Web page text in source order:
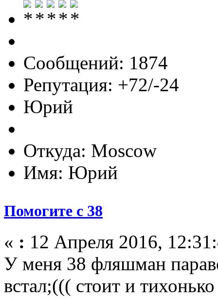
Сообщений: 1874
Репутация: +72/-24
Юрий
Откуда: Moscow
Имя: Юрий
Помогите с 38
« : 12 Апреля 2016,
У меня 38 фляшман
встал;((( стоит и